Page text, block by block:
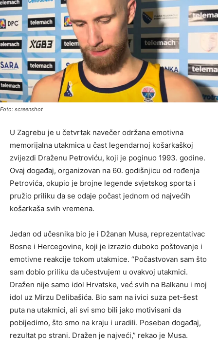
Foto: screenshot
U Zagrebu je u četvrtak navečer održana emotivna
memorijalna utakmica u čast legendarnoj košarkaškoj
zvijezdi Draženu Petroviću, koji je poginuo 1993. godine.
Ovaj događaj, organizovan na 60. godišnjicu od rođenja
Petrovića, okupio je brojne legende svjetskog sporta i
pružio priliku da se odaje počast jednom od najvećih
košarkaša svih vremena.
Jedan od učesnika bio je i Džanan Musa, reprezentativac
Bosne i Hercegovine, koji je izrazio duboko poštovanje i
emotivne reakcije tokom utakmice. “Počastvovan sam što
sam dobio priliku da učestvujem u ovakvoj utakmici.
Dražen nije samo idol Hrvatske, već svih na Balkanu i moj
idol uz Mirzu Delibašića. Bio sam na ivici suza pet-šest
puta na utakmici, ali svi smo bili jako motivisani da
pobijedimo, što smo na kraju i uradili. Poseban događaj,
rezultat po strani. Dražen je najveći,” rekao je Musa.